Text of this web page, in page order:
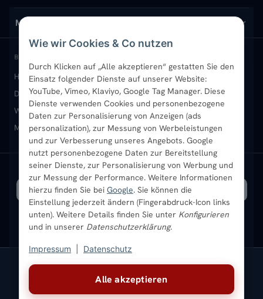
Alle akzeptieren
Wie wir Cookies & Co nutzen
Durch Klicken auf „Alle akzeptieren“ gestatten Sie den
Einsatz folgender Dienste auf unserer Website:
YouTube, Vimeo, Klaviyo, Google Tag Manager. Diese
Dienste verwenden Cookies und personenbezogene
Daten zur Personalisierung von Anzeigen (ads
personalization), zur Messung von Werbeleistungen
und zur Verbesserung unseres Angebots. Google
nutzt personenbezogene Daten zur Bereitstellung
seiner Dienste, zur Personalisierung von Werbung und
zur Messung der Performance. Weitere Informationen
hierzu finden Sie bei Google. Sie können die
Einstellung jederzeit ändern (Fingerabdruck-Icon links
unten). Weitere Details finden Sie unter Konfigurieren
und in unserer Datenschutzerklärung.
Impressum Datenschutz
Design-Heizkörper
Paneelheizkörper
Vertikal-Heizkörper
Heizkörper-Zubehör
Versand & Lieferung
Rückgabe & Widerruf
Garantie & Gewährleistung
Montageservice vor Ort
Sendung verfolgen
Wir über uns
Standort & Abholung Jüchen
B2B-Kunden
Karriere
Ratgeber
Bestpreisgarantie
MEIN KONTO
Anmelden / Mein Konto
Merkliste
Newsletter
Aktuelle Angebote
BELIEBTE KATEGORIEN
Heizkörper kaufenBadheizkörperHandtuchheizkörper
Design-HeizkörperPaneelheizkörperVertikal-Heizkörper
Wandheizkörper Wohnraum-Heizkörper Badheizkörper Schwarz
Mischbetrieb-HeizkörperHeizkörper-ZubehörAktuelle Angebote
SICHERE ZAHLUNG VERSAND MIT